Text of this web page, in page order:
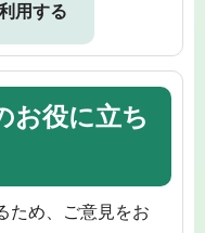
用する
お役に立ち
ため、ご意見をお